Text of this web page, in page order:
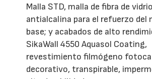
Malla STD, malla de fibra de vidrio
antialcalina para el refuerzo del
base; y acabados de alto
SikaWall 4550 Aquasol Coating,
revestimiento filmógeno
decorativo, transpirable,